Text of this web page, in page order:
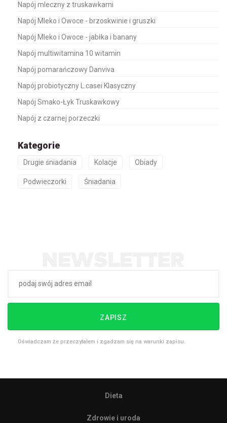
Napój mleczny z truskawkami
Napój Mleko i Owoce - brzoskwinie i gruszki
Napój Mleko i Owoce - jabłka i banany
Napój multiwitamina 10 witamin
Napój pomarańczowy Danviva
Napój probiotyczny L.casei Klasyczny
Napój Smako-Łyk Truskawkowy
Napój z czarnej porzeczki
Kategorie
Drugie śniadania Kolacje Obiady
Podwieczorki Śniadania
ZAPISZ
Oświadczam że przeczytałem i zgadzam się na warunki zapisu.
Dieta
Zdrowie i uroda